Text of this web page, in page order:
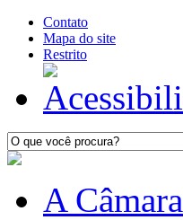
Contato
Mapa do site
Restrito
A Câmara